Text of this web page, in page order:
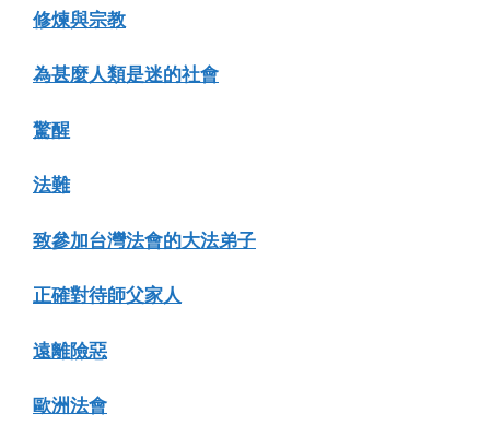
修煉與宗教
為甚麼人類是迷的社會
驚醒
法難
致參加台灣法會的大法弟子
正確對待師父家人
遠離險惡
歐洲法會